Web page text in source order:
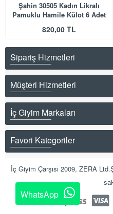
Şahin 30505 Kadın Likralı
Pamuklu Hamile Külot 6 Adet
820,00 TL
Sipariş Hizmetleri
Müşteri Hizmetleri
İç Giyim Markaları
Favori Kategoriler
İç Giyim Çarşısı 2009, ZERA
WhatsApp